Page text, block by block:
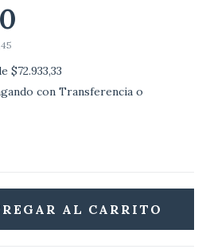
$72.933,33
con Transferencia o